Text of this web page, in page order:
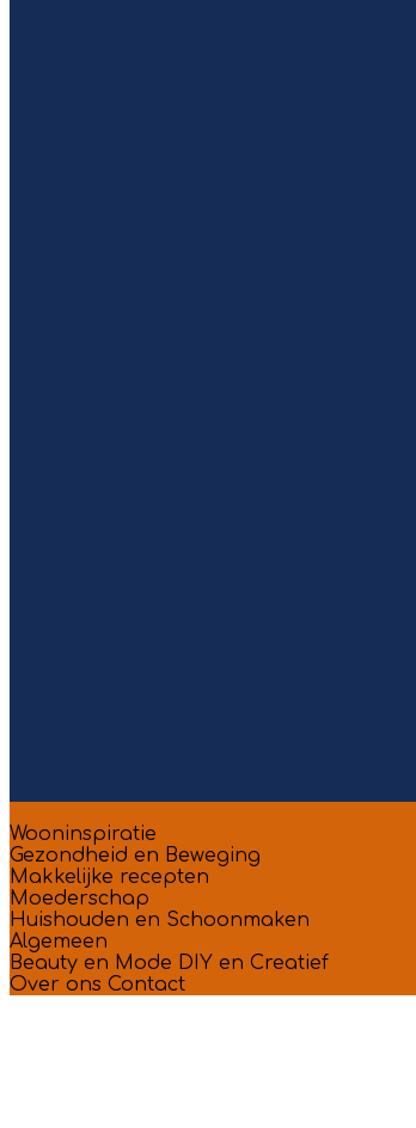
Wooninspiratie
Gezondheid en Beweging
Makkelijke recepten
Moederschap
Huishouden en Schoonmaken
Algemeen
Beauty en Mode DIY en Creatief
Over ons Contact